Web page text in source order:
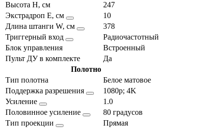
Высота H, см
247
Экстрадроп E, см
10
Длина штанги W, см
378
Триггерный вход
Радиочастотный
Блок управления
Встроенный
Пульт ДУ в комплекте
Да
Полотно
Тип полотна
Белое матовое
Поддержка разрешения
1080p; 4K
Усиление
1.0
Половинное усиление
80 градусов
Тип проекции
Прямая